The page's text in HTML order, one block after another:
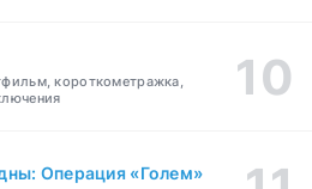
короткометражка,
Операция «Голем»